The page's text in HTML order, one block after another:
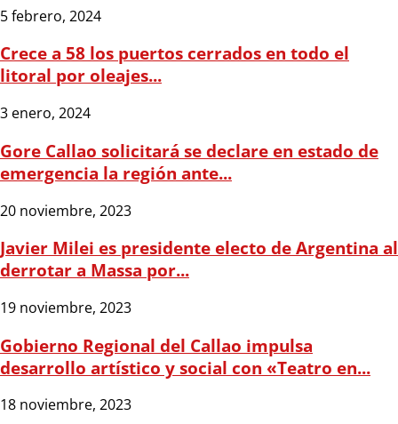
5 febrero, 2024
Crece a 58 los puertos cerrados en todo el
litoral por oleajes...
3 enero, 2024
Gore Callao solicitará se declare en estado de
emergencia la región ante...
20 noviembre, 2023
Javier Milei es presidente electo de Argentina al
derrotar a Massa por...
19 noviembre, 2023
Gobierno Regional del Callao impulsa
desarrollo artístico y social con «Teatro en...
18 noviembre, 2023